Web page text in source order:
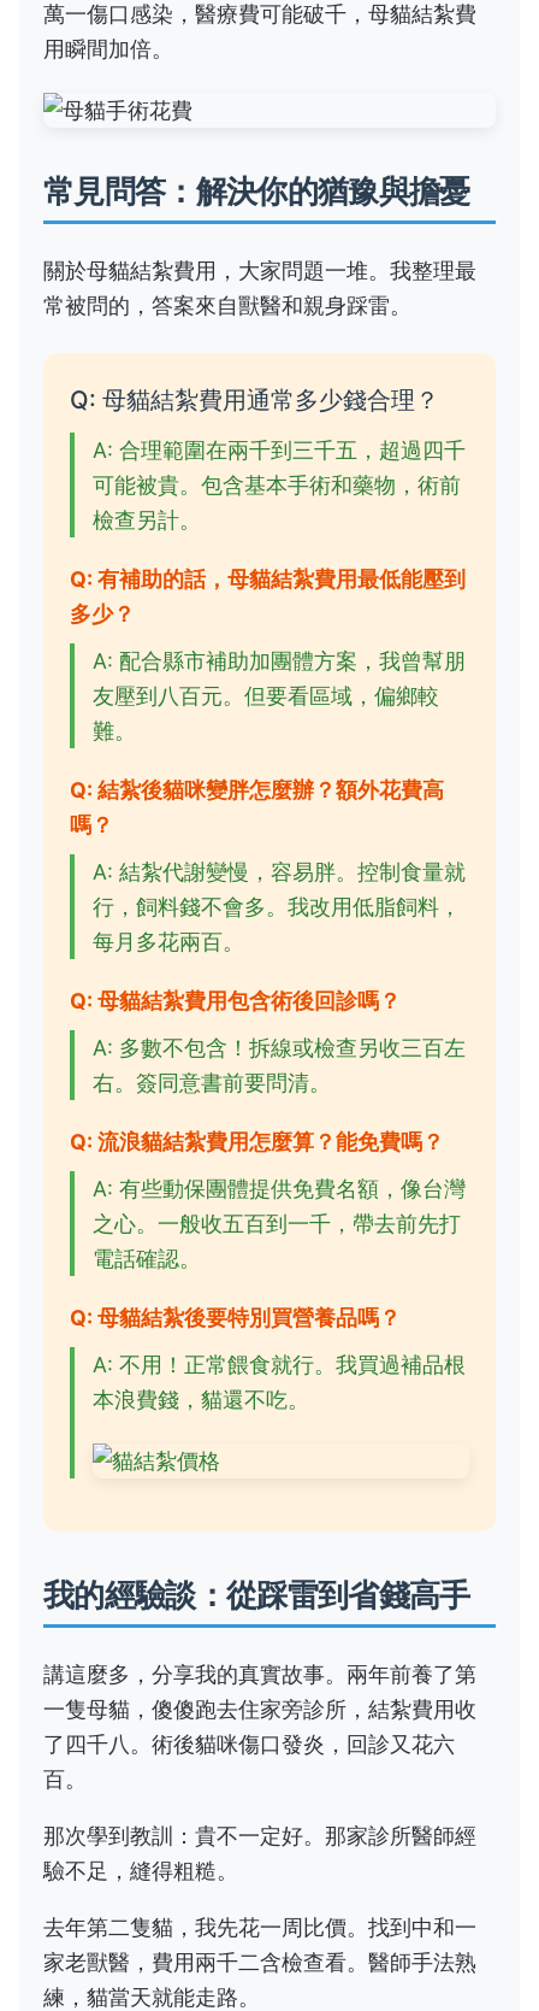
萬一傷口感染，醫療費可能破千，母貓結紮費
用瞬間加倍。
常見問答：解決你的猶豫與擔憂
關於母貓結紮費用，大家問題一堆。我整理最
常被問的，答案來自獸醫和親身踩雷。
Q: 母貓結紮費用通常多少錢合理？
A: 合理範圍在兩千到三千五，超過四千
可能被貴。包含基本手術和藥物，術前
檢查另計。
Q: 有補助的話，母貓結紮費用最低能壓到
多少？
A: 配合縣市補助加團體方案，我曾幫朋
友壓到八百元。但要看區域，偏鄉較
難。
Q: 結紮後貓咪變胖怎麼辦？額外花費高
嗎？
A: 結紮代謝變慢，容易胖。控制食量就
行，飼料錢不會多。我改用低脂飼料，
每月多花兩百。
Q: 母貓結紮費用包含術後回診嗎？
A: 多數不包含！拆線或檢查另收三百左
右。簽同意書前要問清。
Q: 流浪貓結紮費用怎麼算？能免費嗎？
A: 有些動保團體提供免費名額，像台灣
之心。一般收五百到一千，帶去前先打
電話確認。
Q: 母貓結紮後要特別買營養品嗎？
A: 不用！正常餵食就行。我買過補品根
本浪費錢，貓還不吃。
我的經驗談：從踩雷到省錢高手
講這麼多，分享我的真實故事。兩年前養了第
一隻母貓，傻傻跑去住家旁診所，結紮費用收
了四千八。術後貓咪傷口發炎，回診又花六
百。
那次學到教訓：貴不一定好。那家診所醫師經
驗不足，縫得粗糙。
去年第二隻貓，我先花一周比價。找到中和一
家老獸醫，費用兩千二含檢查看。醫師手法熟
練，貓當天就能走路。